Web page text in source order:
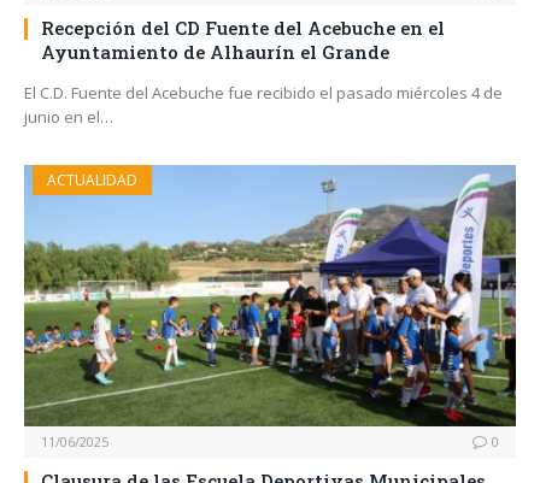
Recepción del CD Fuente del Acebuche en el
Ayuntamiento de Alhaurín el Grande
El C.D. Fuente del Acebuche fue recibido el pasado miércoles 4 de
junio en el…
ACTUALIDAD
11/06/2025 0